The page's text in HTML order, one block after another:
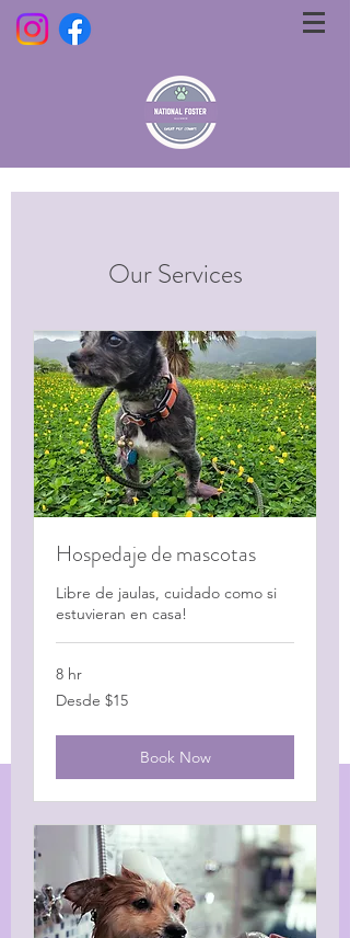
Our Services
Hospedaje de mascotas
Libre de jaulas, cuidado como si
estuvieran en casa!
8 hr
Desde
$15
Desde $15
Book Now